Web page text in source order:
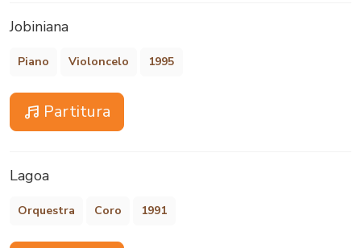
Jobiniana
Piano Violoncelo 1995
Partitura
Lagoa
Orquestra Coro 1991